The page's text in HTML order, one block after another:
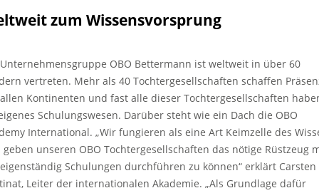
zum Wissensvorsprung
OBO Bettermann ist weltweit in über 60
vertreten. Mehr als 40 Tochtergesellschaften schaffen
Kontinenten und fast alle dieser Tochtergesellschaften
Schulungswesen. Darüber steht wie ein Dach die OBO
International. „Wir fungieren als eine Art Keimzelle des
unseren OBO Tochtergesellschaften das nötige Rüstzeug
Schulungen durchführen zu können“ erklärt Carsten
Leiter der internationalen Akademie. „Als Grundlage dafür